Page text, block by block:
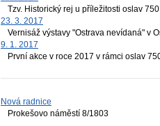
Tzv. Historický rej u příležitosti oslav
23. 3. 2017
Vernisáž výstavy "Ostrava nevídaná" v
9. 1. 2017
První akce v roce 2017 v rámci oslav
Nová radnice
Prokešovo náměstí 8/1803